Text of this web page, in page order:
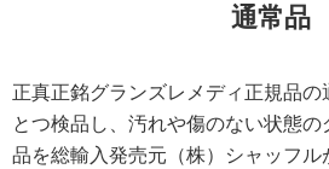
通常品
正真正銘グランズレメディ正規品
とつ検品し、汚れや傷のない状態
品を総輸入発売元（株）シャッフル